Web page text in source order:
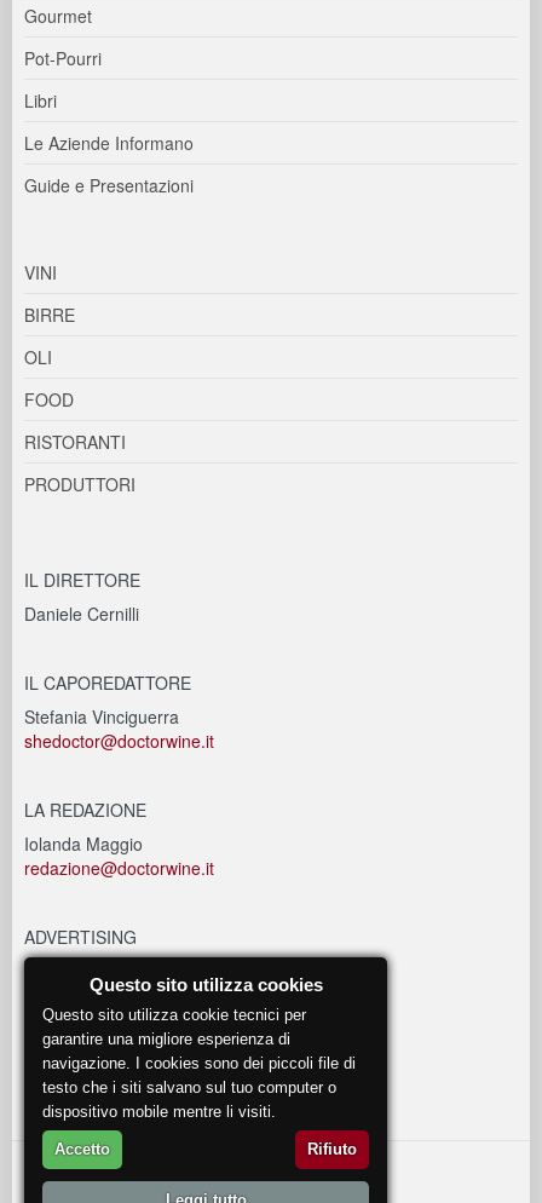
Gourmet
Pot-Pourri
Libri
Le Aziende Informano
Guide e Presentazioni
VINI
BIRRE
OLI
FOOD
RISTORANTI
PRODUTTORI
IL DIRETTORE
Daniele Cernilli
IL CAPOREDATTORE
Stefania Vinciguerra
shedoctor@doctorwine.it
LA REDAZIONE
Iolanda Maggio
redazione@doctorwine.it
ADVERTISING
EVENTI
eventi@doctorwine.it
© 2018DoctorWine.
Questo sito utilizza cookies
Questo sito utilizza cookie tecnici per
garantire una migliore esperienza di
navigazione. I cookies sono dei piccoli file di
testo che i siti salvano sul tuo computer o
dispositivo mobile mentre li visiti.
Accetto Rifiuto